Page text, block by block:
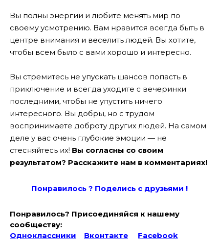
Вы полны энергии и любите менять мир по
своему усмотрению. Вам нравится всегда быть в
центре внимания и веселить людей. Вы хотите,
чтобы всем было с вами хорошо и интересно.
Вы стремитесь не упускать шансов попасть в
приключение и всегда уходите с вечеринки
последними, чтобы не упустить ничего
интересного. Вы добры, но с трудом
воспринимаете доброту других людей. На самом
деле у вас очень глубокие эмоции — не
стесняйтесь их! Вы согласны со своим
результатом? Расскажите нам в комментариях!
Понравилось ? Поделись с друзьями !
Понравилось? Присоединяйся к нашему
сообществу:
Одноклассники
Вконтакте
Facebook